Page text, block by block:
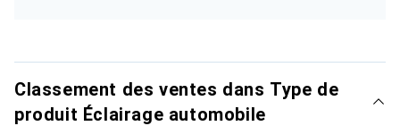
Classement des ventes dans Type de
produit Éclairage automobile